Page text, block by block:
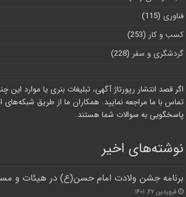
فناوری (115)
کسب و کار (253)
گردشگری و سفر (228)
اگر قصد انتشار رپورتاژ آگهی، تبلیغات بنری یا موارد این
تماس با ما مراجعه نمایید. همکاران ما از طریق شبکه‌های
پاسخگویی به سوالات شما هستند.
نوشته‌های اخیر
برنامه جشن ولادت امام حسن(ع) در هیئات و
فروردین ۲۷, ۱۴۰۱